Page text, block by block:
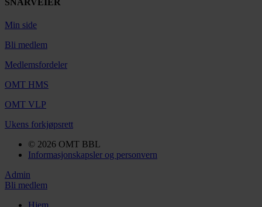
SNARVEIER
Min side
Bli medlem
Medlemsfordeler
OMT HMS
OMT VLP
Ukens forkjøpsrett
© 2026 OMT BBL
Informasjonskapsler og personvern
Admin
Bli medlem